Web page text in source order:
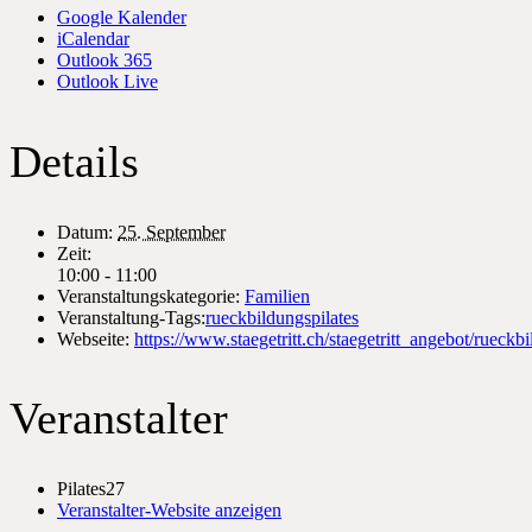
Google Kalender
iCalendar
Outlook 365
Outlook Live
Details
Datum: 25. September
Zeit:
10:00 - 11:00
Veranstaltungskategorie: Familien
Veranstaltung-Tags:rueckbildungspilates
Webseite: https://www.staegetritt.ch/staegetritt_angebot/
Veranstalter
Pilates27
Veranstalter-Website anzeigen